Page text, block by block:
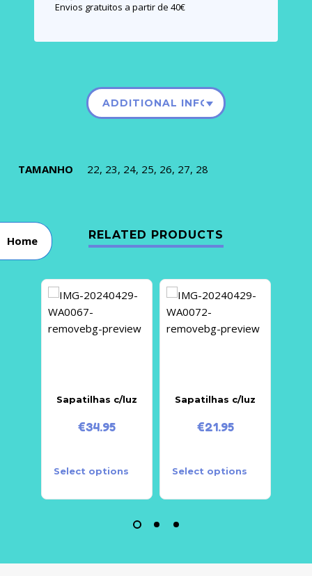
Envios gratuitos a partir de 40€
ADDITIONAL INFORMATION
TAMANHO 22, 23, 24, 25, 26, 27, 28
RELATED PRODUCTS
Sapatilhas c/luz
€34.95
Select options
Sapatilhas c/luz
€21.95
Select options
Home